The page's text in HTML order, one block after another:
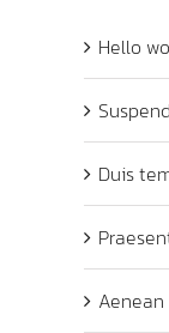
Hello
Duis